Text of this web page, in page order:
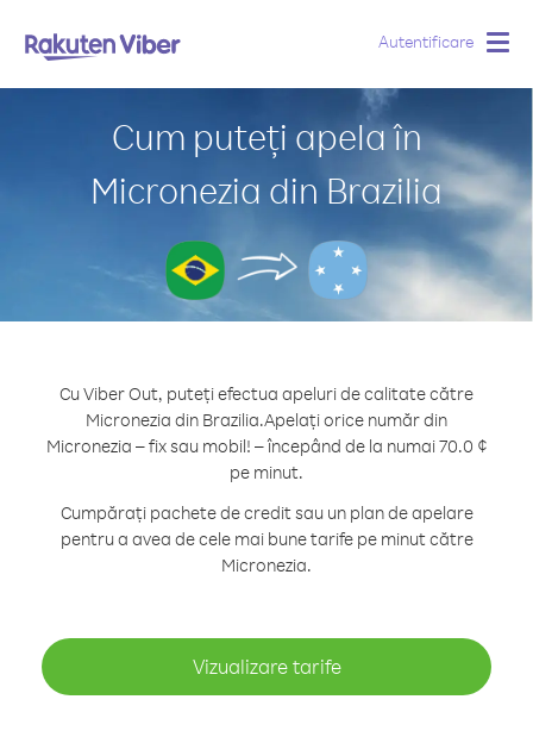
Autentificare
Cum puteți apela în
Micronezia din Brazilia
Cu Viber Out, puteți efectua apeluri de calitate către
Micronezia din Brazilia.Apelați orice număr din
Micronezia – fix sau mobil! – începând de la numai 70.0 ¢
pe minut.
Cumpărați pachete de credit sau un plan de apelare
pentru a avea de cele mai bune tarife pe minut către
Micronezia.
Vizualizare tarife